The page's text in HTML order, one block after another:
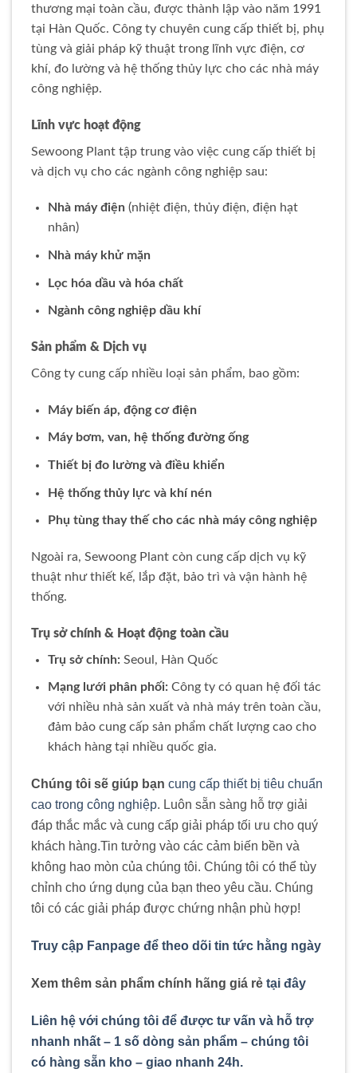
thương mại toàn cầu, được thành lập vào năm 1991
tại Hàn Quốc. Công ty chuyên cung cấp thiết bị, phụ
tùng và giải pháp kỹ thuật trong lĩnh vực điện, cơ
khí, đo lường và hệ thống thủy lực cho các nhà máy
công nghiệp.
Lĩnh vực hoạt động
Sewoong Plant tập trung vào việc cung cấp thiết bị
và dịch vụ cho các ngành công nghiệp sau:
Nhà máy điện (nhiệt điện, thủy điện, điện hạt
nhân)
Nhà máy khử mặn
Lọc hóa dầu và hóa chất
Ngành công nghiệp dầu khí
Sản phẩm & Dịch vụ
Công ty cung cấp nhiều loại sản phẩm, bao gồm:
Máy biến áp, động cơ điện
Máy bơm, van, hệ thống đường ống
Thiết bị đo lường và điều khiển
Hệ thống thủy lực và khí nén
Phụ tùng thay thế cho các nhà máy công nghiệp
Ngoài ra, Sewoong Plant còn cung cấp dịch vụ kỹ
thuật như thiết kế, lắp đặt, bảo trì và vận hành hệ
thống.
Trụ sở chính & Hoạt động toàn cầu
Trụ sở chính:Seoul, Hàn Quốc
Mạng lưới phân phối:Công ty có quan hệ đối tác
với nhiều nhà sản xuất và nhà máy trên toàn cầu,
đảm bảo cung cấp sản phẩm chất lượng cao cho
khách hàng tại nhiều quốc gia.
Chúng tôi sẽ giúp bạn cung cấp thiết bị tiêu chuẩn
cao trong công nghiệp. Luôn sẵn sàng hỗ trợ giải
đáp thắc mắc và cung cấp giải pháp tối ưu cho quý
khách hàng.Tin tưởng vào các cảm biến bền và
không hao mòn của chúng tôi. Chúng tôi có thể tùy
chỉnh cho ứng dụng của bạn theo yêu cầu. Chúng
tôi có các giải pháp được chứng nhận phù hợp!
Truy cập Fanpage để theo dõi tin tức hằng ngày
Xem thêm sản phẩm chính hãng giá rẻ tại đây
Liên hệ với chúng tôi để được tư vấn và hỗ trợ
nhanh nhất – 1 số dòng sản phẩm – chúng tôi
có hàng sẵn kho – giao nhanh 24h.